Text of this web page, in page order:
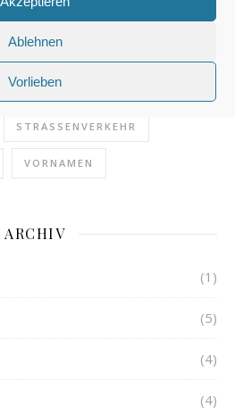
Ablehnen
Vorlieben
SCHREIBEN
STRASSENVERKEHR
VORNAMEN
ARCHIV
(1)
(5)
(4)
(4)